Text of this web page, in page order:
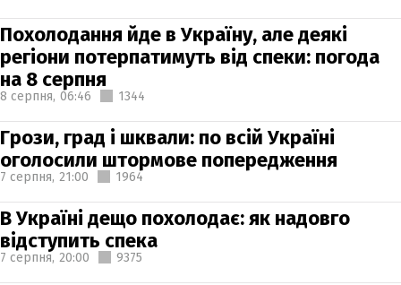
Похолодання йде в Україну, але деякі
регіони потерпатимуть від спеки: погода
на 8 серпня
8 серпня, 06:46 1344
Грози, град і шквали: по всій Україні
оголосили штормове попередження
7 серпня, 21:00 1964
В Україні дещо похолодає: як надовго
відступить спека
7 серпня, 20:00 9375